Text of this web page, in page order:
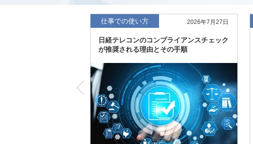
「日経POS情報マーケットレポート」の最新版、
績の市場動向を速報
度の予想を実施
仕事での使い方 2026年7月27日
日経テレコンのコンプライアンスチェック
が推奨される理由とその手順